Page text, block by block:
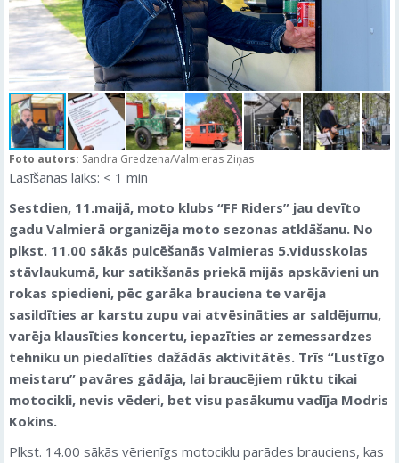
Foto autors: Sandra Gredzena/Valmieras Ziņas
Lasīšanas laiks: < 1 min
Sestdien, 11.maijā, moto klubs “FF Riders” jau devīto
gadu Valmierā organizēja moto sezonas atklāšanu. No
plkst. 11.00 sākās pulcēšanās Valmieras 5.vidusskolas
stāvlaukumā, kur satikšanās priekā mijās apskāvieni un
rokas spiedieni, pēc garāka brauciena te varēja
sasildīties ar karstu zupu vai atvēsināties ar saldējumu,
varēja klausīties koncertu, iepazīties ar zemessardzes
tehniku un piedalīties dažādās aktivitātēs. Trīs “Lustīgo
meistaru” pavāres gādāja, lai braucējiem rūktu tikai
motocikli, nevis vēderi, bet visu pasākumu vadīja Modris
Kokins.
Plkst. 14.00 sākās vērienīgs motociklu parādes brauciens, kas